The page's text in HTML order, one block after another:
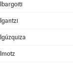
Ibargoiti
Igantzi
Igúzquiza
Imotz